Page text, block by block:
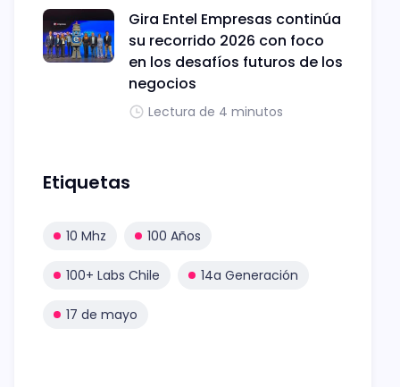
Gira Entel Empresas continúa
su recorrido 2026 con foco
en los desafíos futuros de los
negocios
Lectura de 4 minutos
Etiquetas
10 Mhz 100 Años
100+ Labs Chile 14a Generación
17 de mayo